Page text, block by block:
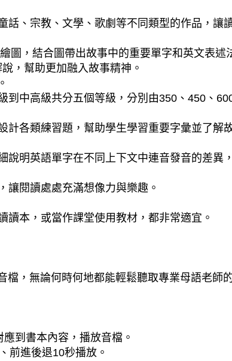
、宗教、文學、歌劇等不同類型的作品，讓
圖，結合圖帶出故事中的重要單字和英文表述
，幫助更加融入故事精神。
中高級共分五個等級，分別由350、450、
各類練習題，幫助學生學習重要字彙並了解
明英語單字在不同上下文中連音發音的差異
閱讀處處充滿想像力與樂趣。
本，或當作課堂使用教材，都非常適宜。
，無論何時何地都能輕鬆聽取專業母語老師
到書本內容，播放音檔。
前進後退10秒播放。